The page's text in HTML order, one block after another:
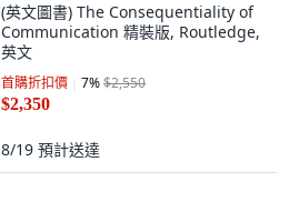
(英文圖書) The Consequentiality of
Communication 精裝版, Routledge,
英文
首購折扣價 7%$2,550
$2,350
8/19 預計送達